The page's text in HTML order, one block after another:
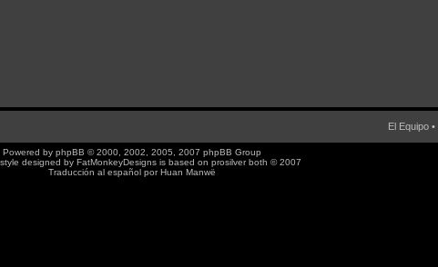
El Equipo •
Powered by phpBB © 2000, 2002, 2005, 2007 phpBB Group
designed by FatMonkeyDesignsis based on prosilverboth © 2007
Traducción al español porHuan Manwë